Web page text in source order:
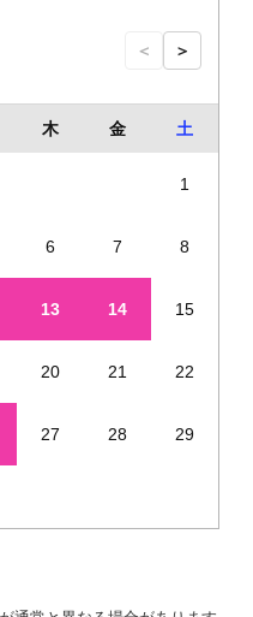
＜ ＞
木 金 土
1
6 7 8
13 14 15
20 21 22
27 28 29